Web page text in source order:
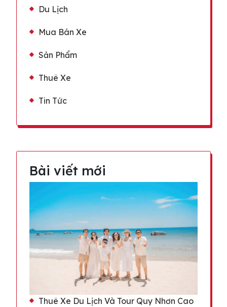
Du Lịch
Mua Bán Xe
Sản Phẩm
Thuê Xe
Tin Tức
Bài viết mới
Thuê Xe Du Lịch Và Tour Quy Nhơn Cao